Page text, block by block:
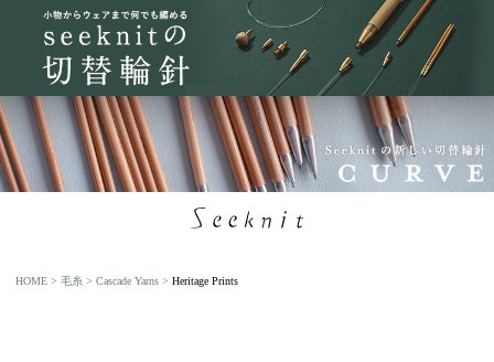
HOME 毛糸 Cascade Yarns Heritage Prints